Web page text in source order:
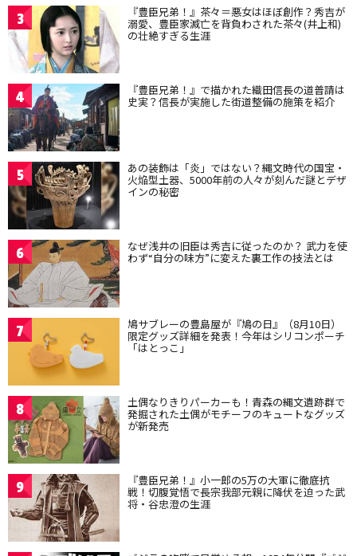
3 『豊臣兄弟！』茶々＝悪女はほぼ創作？秀吉が
溺愛、豊臣家滅亡を背負わされた茶々(井上和)
の壮絶すぎる生涯
4 『豊臣兄弟！』で描かれた織田信長の道普請は
史実？信長が実施した街道整備の施策を紹介
5 あの装飾は「炎」ではない？縄文時代の国宝・
火焔型土器、5000年前の人々が刻んだ謎とデザ
インの秘密
6 なぜ浅井の旧臣は秀吉に従ったのか？ 武力を使
わず“自分の味方”に変えた裏工作の技法とは
7 鳩サブレーの豊島屋が『鳩の日』（8月10日）
限定グッズ詳細を発表！今年はシリコンポーチ
「はとっこ」
8 土偶なりきりパーカーも！青森の縄文遺跡群で
発掘された土偶がモチーフのキュートなグッズ
が新発売
9 『豊臣兄弟！』小一郎の5万の大軍に徹底抗
戦！切腹覚悟で長宗我部元親に降伏を迫った武
将・谷忠澄の生涯